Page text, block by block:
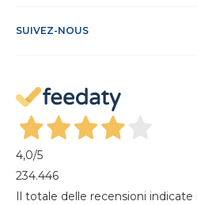
FAQ
S'identifier
Magazine
SUIVEZ-NOUS
4,0/5
234.446
Il totale delle recensioni indicate